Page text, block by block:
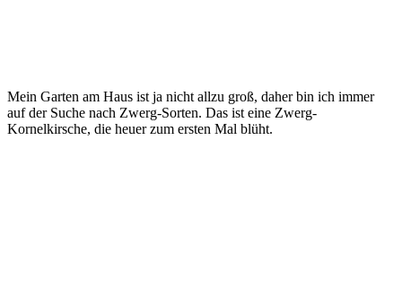
Mein Garten am Haus ist ja nicht allzu groß, daher bin ich immer
auf der Suche nach Zwerg-Sorten. Das ist eine Zwerg-
Kornelkirsche, die heuer zum ersten Mal blüht.